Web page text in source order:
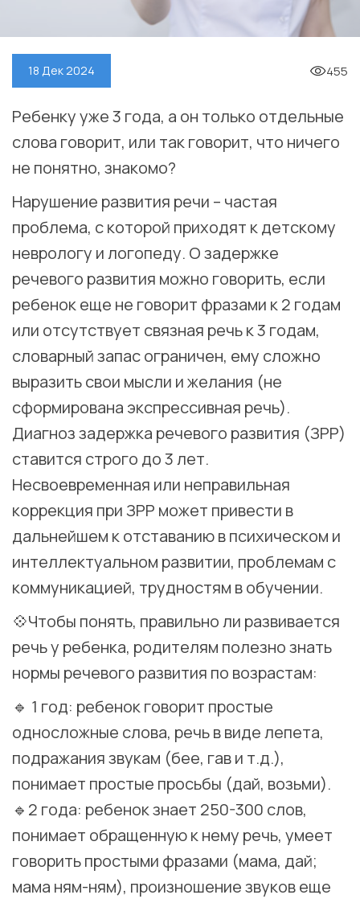
18 Дек 2024 455
Ребенку уже 3 года, а он только отдельные
слова говорит, или так говорит, что ничего
не понятно, знакомо? ⠀
Нарушение развития речи – частая
проблема, с которой приходят к детскому
неврологу и логопеду. О задержке
речевого развития можно говорить, если
ребенок еще не говорит фразами к 2 годам
или отсутствует связная речь к 3 годам,
словарный запас ограничен, ему сложно
выразить свои мысли и желания (не
сформирована экспрессивная речь).
Диагноз задержка речевого развития (ЗРР)
ставится строго до 3 лет.
Несвоевременная или неправильная
коррекция при ЗРР может привести в
дальнейшем к отставанию в психическом и
интеллектуальном развитии, проблемам с
коммуникацией, трудностям в обучении. ⠀
💠Чтобы понять, правильно ли развивается
речь у ребенка, родителям полезно знать
нормы речевого развития по возрастам: ⠀
🔹 1 год: ребенок говорит простые
односложные слова, речь в виде лепета,
подражания звукам (бее, гав и т.д.),
понимает простые просьбы (дай, возьми). ⠀
🔹2 года: ребенок знает 250-300 слов,
понимает обращенную к нему речь, умеет
говорить простыми фразами (мама, дай;
мама ням-ням), произношение звуков еще